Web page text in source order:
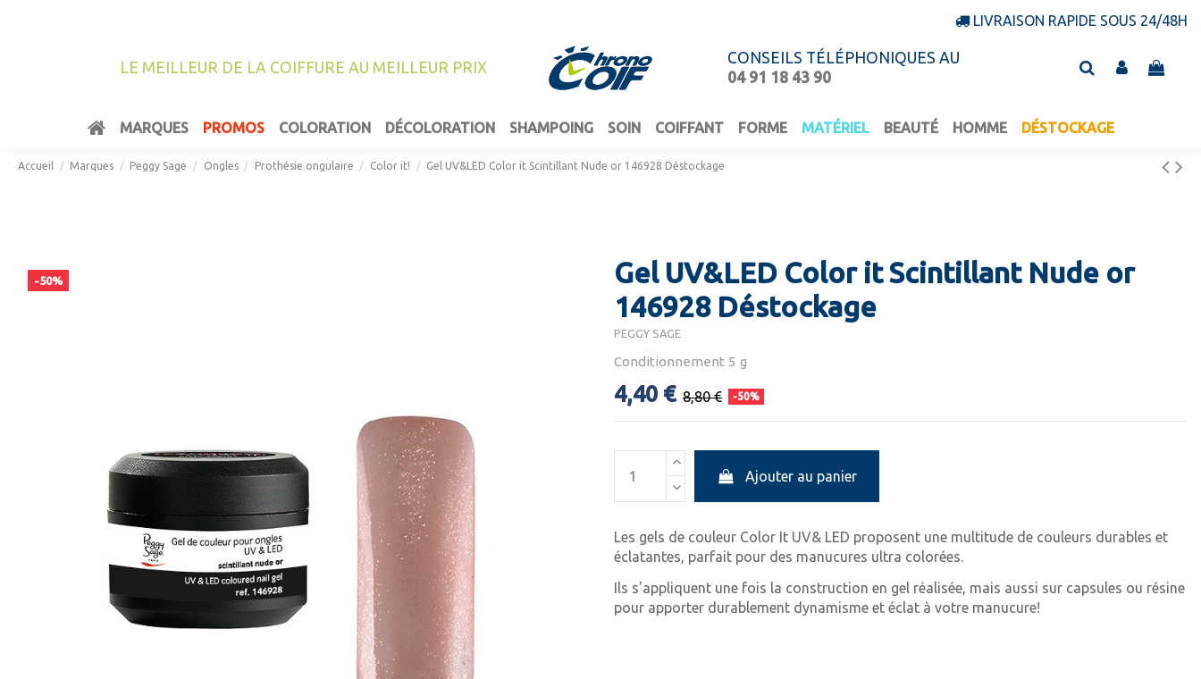
LIVRAISON RAPIDE SOUS 24/48H
LE MEILLEUR DE LA COIFFURE AU MEILLEUR PRIX
CONSEILS TÉLÉPHONIQUES AU
04 91 18 43 90
MARQUES PROMOS COLORATION DÉCOLORATION SHAMPOING SOIN COIFFANT FORME MATÉRIEL BEAUTÉ HOMME DÉSTOCKAGE
Accueil Marques Peggy Sage Ongles Prothésie ongulaire Color it! Gel UV&LED Color it Scintillant Nude or 146928 Déstockage
-50%
Gel UV&LED Color it Scintillant Nude or
146928 Déstockage
PEGGY SAGE
Conditionnement 5 g
4,40 € 8,80 € -50%
Ajouter au panier
Les gels de couleur Color It UV& LED proposent une multitude de couleurs durables et
éclatantes, parfait pour des manucures ultra colorées.
Ils s'appliquent une fois la construction en gel réalisée, mais aussi sur capsules ou résine
pour apporter durablement dynamisme et éclat à votre manucure!